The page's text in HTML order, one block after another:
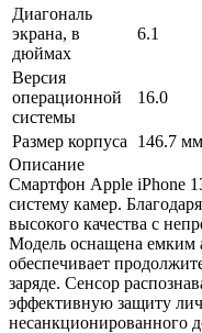
Диагональ
экрана, в
дюймах
6.1
Версия
операционной
системы
16.0
Размер корпуса
146.7
Описание
Смартфон Apple iPhone
систему камер.
высокого качества с
Модель оснащена емким
обеспечивает
заряде. Сенсор
эффективную защиту
несанкционированного